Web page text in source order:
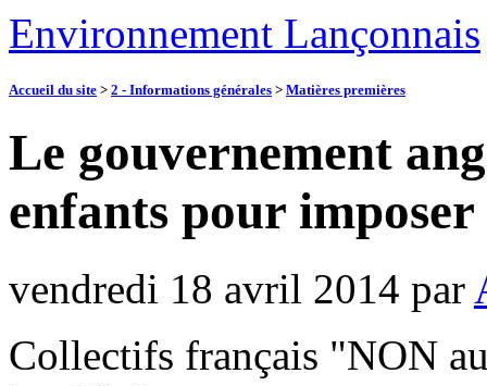
Environnement Lançonnais
Accueil du site > 2 - Informations générales > Matières premières
Le gouvernement
enfants pour imposer
vendredi 18 avril 2014 par
Collectifs français "NON